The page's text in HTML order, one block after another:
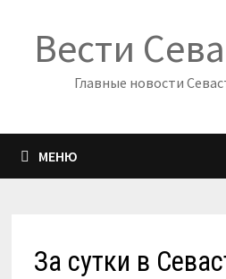
содержимому
Вести
Главные новости
МЕНЮ
За сутки в